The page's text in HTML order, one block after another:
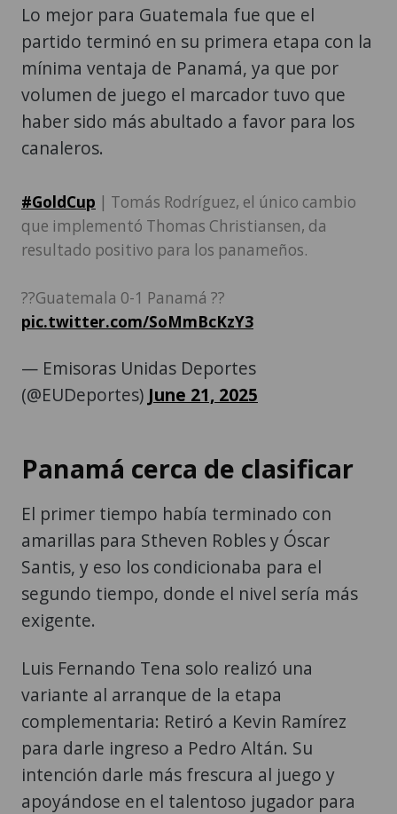
Lo mejor para Guatemala fue que el
partido terminó en su primera etapa con la
mínima ventaja de Panamá, ya que por
volumen de juego el marcador tuvo que
haber sido más abultado a favor para los
canaleros.
#GoldCup | Tomás Rodríguez, el único cambio
que implementó Thomas Christiansen, da
resultado positivo para los panameños.
??Guatemala 0-1 Panamá ??
pic.twitter.com/SoMmBcKzY3
— Emisoras Unidas Deportes
(@EUDeportes) June 21, 2025
Panamá cerca de clasificar
El primer tiempo había terminado con
amarillas para Stheven Robles y Óscar
Santis, y eso los condicionaba para el
segundo tiempo, donde el nivel sería más
exigente.
Luis Fernando Tena solo realizó una
variante al arranque de la etapa
complementaria: Retiró a Kevin Ramírez
para darle ingreso a Pedro Altán. Su
intención darle más frescura al juego y
apoyándose en el talentoso jugador para